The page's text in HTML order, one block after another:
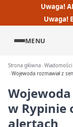
Uwaga!
Uwaga!
MENU
Strona główna Wiadomości
Wojewoda rozmawiał z
w Rypinie
alertach